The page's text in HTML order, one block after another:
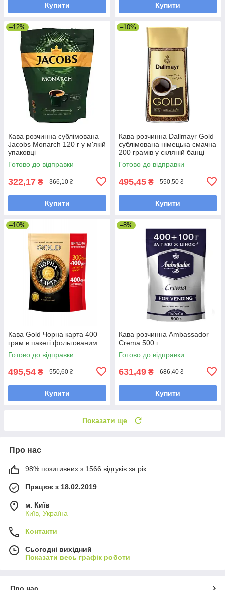
Купити Купити
–12%
Кава розчинна сублімована
Jacobs Monarch 120 г у м'якій
упаковці
Готово до відправки
322,17 ₴ 366,10 ₴
Купити
–10%
Кава розчинна Dallmayr Gold
сублімована німецька смачна
200 грамів у скляній банці
Готово до відправки
495,45 ₴ 550,50 ₴
Купити
–10%
Кава Gold Чорна карта 400
грам в пакеті фольгованим
Готово до відправки
495,54 ₴ 550,60 ₴
Купити
–8%
Кава розчинна Ambassador
Crema 500 г
Готово до відправки
631,49 ₴ 686,40 ₴
Купити
Показати ще
Про нас
98% позитивних з 1566 відгуків за рік
Працює з 18.02.2019
м. Київ
Київ, Україна
Контакти
Сьогодні вихідний
Показати весь графік роботи